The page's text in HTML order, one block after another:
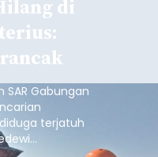
aktivitas
Banjah,
setelah
peruntukan
2026 - 20:29